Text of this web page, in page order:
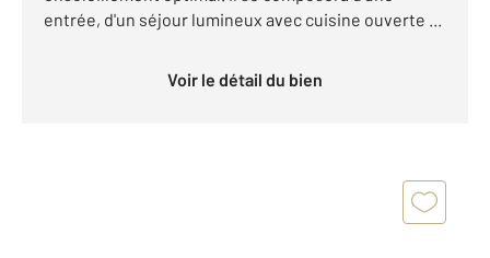
entrée, d'un séjour lumineux avec cuisine ouverte ...
Voir le détail du bien